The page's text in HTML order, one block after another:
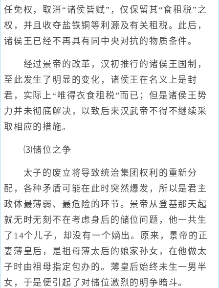
任免权，取消“诸侯皆赋”，仅保留其“食租税”之
权，并且收夺盐铁铜等利源及有关租税。此后，
诸侯王已经不再具有同中央对抗的物质条件。
经过景帝的改革，汉初推行的诸侯王国制，
至此发生了明显的变化，诸侯王在名义上是封
君，实际上“唯得衣食租税”而已；但是诸侯王势
力并未彻底解决，以致后来汉武帝不得不继续采
取相应的措施。
⑶储位之争
太子的废立将导致统治集团权利的重新分
配，各种矛盾可能在此时突然爆发，所以是君主
政体最薄弱、最危险的环节。景帝从登基那天起
就无时无刻不在考虑身后的储位问题，他一共生
了14个儿子，却没有一个嫡出。原来，景帝的正
妻薄皇后，是祖母薄太后的娘家孙女，在他做太
子时由祖母指定包办的。薄皇后始终未生一男半
女，于是便引起了对储位激烈的明争暗斗。